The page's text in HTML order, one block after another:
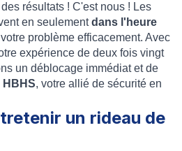
résultats ! C'est nous ! Les
en seulementdans l'heure
problème efficacement. Avec
expérience de deux fois vingt
un déblocage immédiat et de
HBHS, votre allié de sécurité en
un rideau de